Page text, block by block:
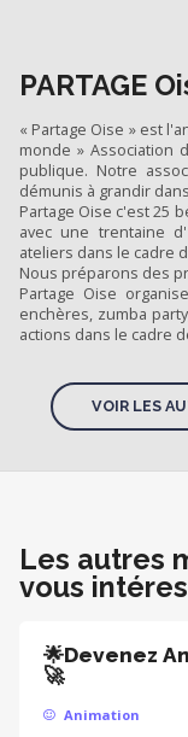
PARTAGE
« Partage Oise » est
monde » Association
publique. Notre
démunis à grandir
Partage Oise c'est 25
avec une trentaine
ateliers dans le cadre
Nous préparons des
Partage Oise
enchères, zumba
actions dans le cadre
VOIR LES
Les autres
vous
🌟Devenez
🚀
Animation